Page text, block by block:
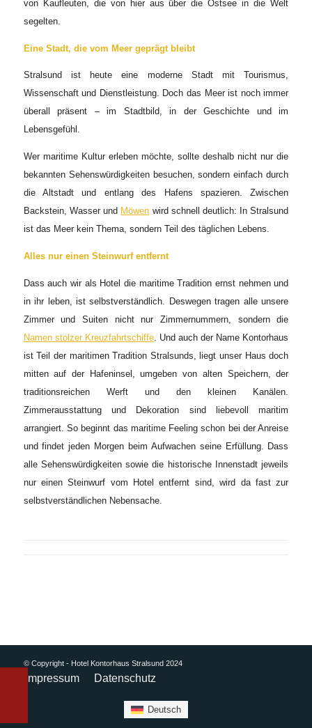
von Kaufleuten, die von hier aus über die Ostsee in die Welt
segelten.
Eine Stadt, die vom Meer geprägt bleibt
Stralsund ist heute eine moderne Stadt mit Tourismus,
Wissenschaft und Dienstleistung. Doch das Meer ist noch immer
überall präsent – im Stadtbild, in der Geschichte und im
Lebensgefühl.
Wer maritime Kultur erleben möchte, sollte deshalb nicht nur die
bekannten Sehenswürdigkeiten besuchen, sondern einfach durch
die Altstadt und entlang des Hafens spazieren. Zwischen
Backstein, Wasser und Möwen wird schnell deutlich: In Stralsund
ist das Meer kein Thema, sondern Teil des täglichen Lebens.
Alles nur einen Steinwurf entfernt
Dass auch wir als Hotel die maritime Tradition ernst nehmen und
in ihr leben, ist selbstverständlich. Deswegen tragen alle unsere
Zimmer und Suiten nicht nur Zimmernummern, sondern die
Namen stolzer Kreuzfahrtschiffe. Und auch der Name Kontorhaus
ist Teil der maritimen Tradition Stralsunds, liegt unser Haus doch
mitten auf der Hafeninsel, umgeben von alten Speichern, der
traditionsreichen Werft und den kleinen Kanälen.
Zimmerausstattung und Dekoration sind liebevoll maritim
arrangiert. So beginnt das maritime Feeling schon bei der Anreise
und findet jeden Morgen beim Aufwachen seine Erfüllung. Dass
alle Sehenswürdigkeiten sowie die historische Innenstadt jeweils
nur einen Steinwurf vom Hotel entfernt sind, wird da fast zur
selbstverständlichen Nebensache.
© Copyright - Hotel Kontorhaus Stralsund 2024
Impressum Datenschutz
Deutsch